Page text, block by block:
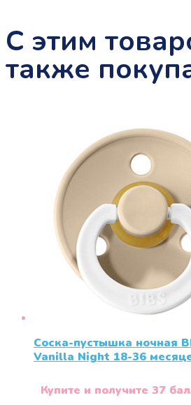
С этим
также
Соска-пустышка ночная
Vanilla Night 18-36
Купите и получите 37